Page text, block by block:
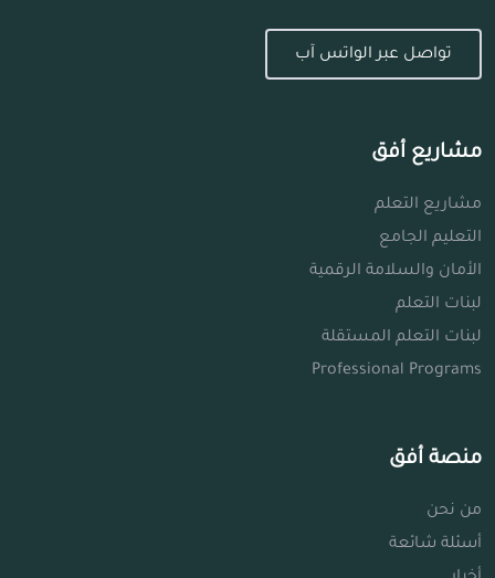
تواصل عبر الواتس آب
مشاريع أفق
مشاريع التعلم
التعليم الجامع
الأمان والسلامة الرقمية
لبنات التعلم
لبنات التعلم المستقلة
Professional Programs
منصة أفق
من نحن
أسئلة شائعة